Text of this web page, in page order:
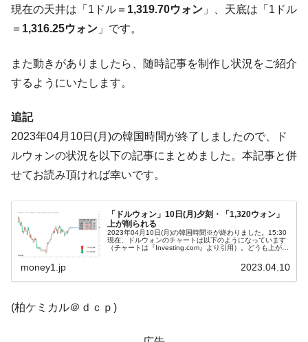
ャンペーン」⇒ あの名物教授も登場！
『Money1』
韓国「橋が落ちました」⇒ 耐久性「なさす
『Money1』
韓国鉄鋼最大手『POSCO』ズブズブ沈む。
営業利益80.2％も減少
にぶん殴る法案」提出！⇒ クーパン問題は合衆国企業に対
する差別。許してはおかぬ
『Money1』
韓国ボンクラ政策室長･金容範、株価暴落に
他人事のような発言。
業績「史上最高益」当期純利益は前年同期比13.4倍に。
『Money1』
韓国･加徳島新国際空港「またも暗礁」の危
機 ⇒ 10.7兆では損が出るからできない。
『Money1』
【速報】韓国株式市場の暴落・本日07月29
発動！
現在の天井は「1ドル＝ 1,319.70ウォン 」、天底は「1ドル
＝ 1,316.25ウォン 」です。
また動きがありましたら、随時記事を制作し状況をご紹介
するようにいたします。
追記
2023年04月10日(月)の韓国時間が終了しましたので、ド
ルウォンの状況を以下の記事にまとめました。本記事と併
せてお読み頂ければ幸いです。
「ドルウォン」10日(月)夕刻・「1,320ウォン」
上が削られる
2023年04月10日(月)の韓国時間※が終わりました。15:30
現在、ドルウォンのチャートは以下のようになっています
（チャートは『Investing.com』より引用）。どうも上が削
money1.jp 2023.04.10
(柏ケミカル＠ｄｃｐ)